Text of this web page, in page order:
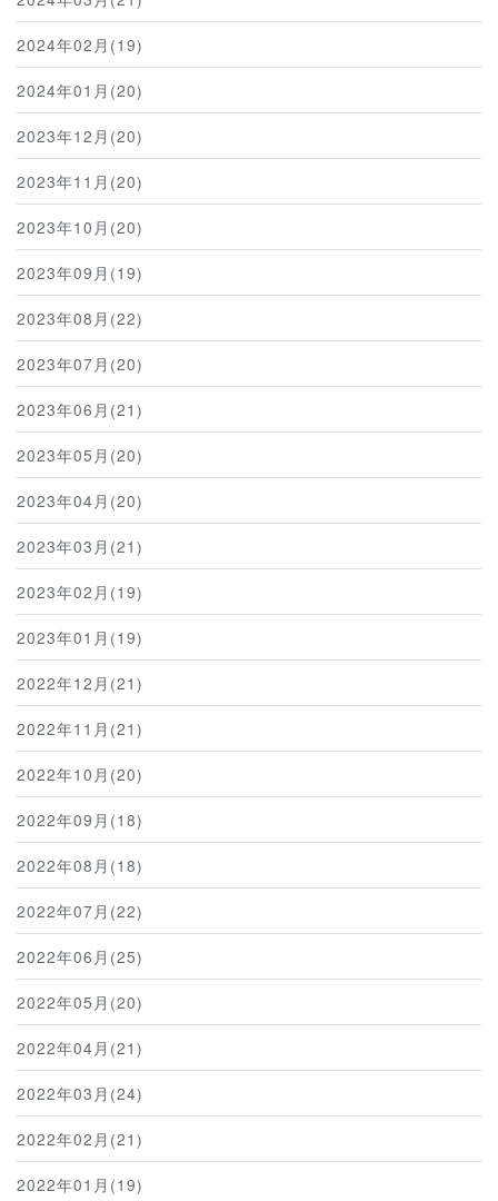
2024年02月(19)
2024年01月(20)
2023年12月(20)
2023年11月(20)
2023年10月(20)
2023年09月(19)
2023年08月(22)
2023年07月(20)
2023年06月(21)
2023年05月(20)
2023年04月(20)
2023年03月(21)
2023年02月(19)
2023年01月(19)
2022年12月(21)
2022年11月(21)
2022年10月(20)
2022年09月(18)
2022年08月(18)
2022年07月(22)
2022年06月(25)
2022年05月(20)
2022年04月(21)
2022年03月(24)
2022年02月(21)
2022年01月(19)